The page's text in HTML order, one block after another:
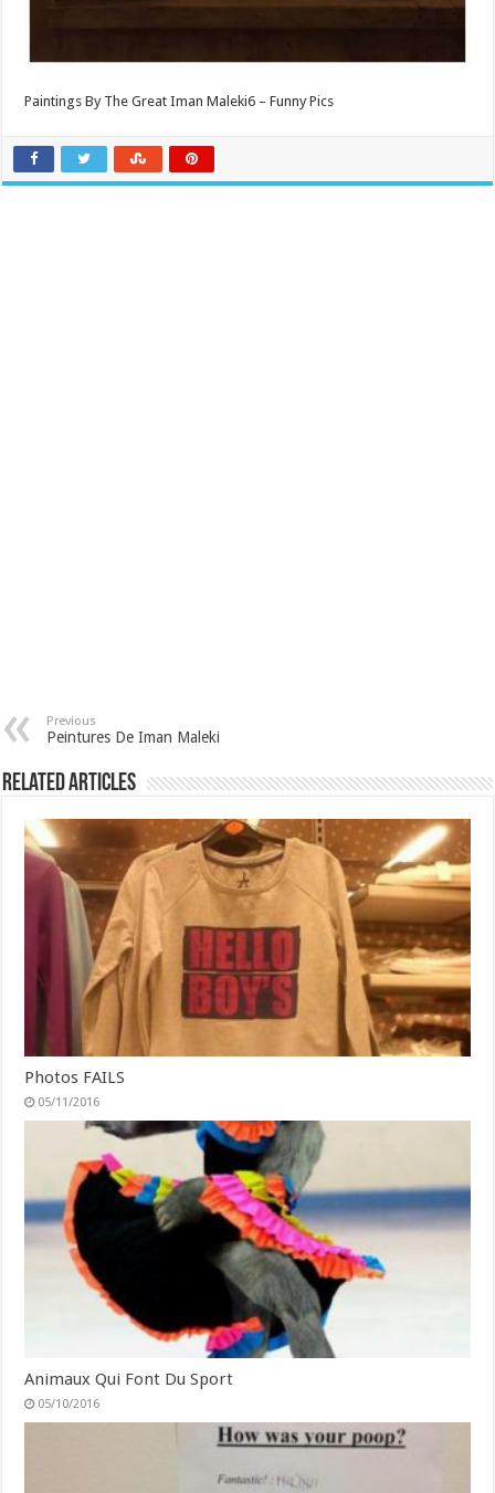
Paintings By The Great Iman Maleki6 – Funny Pics
Previous
Peintures De Iman Maleki
Related Articles
Photos FAILS
05/11/2016
Animaux Qui Font Du Sport
05/10/2016